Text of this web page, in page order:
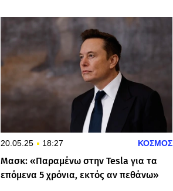
20.05.25 18:27 ΚΟΣΜΟΣ
Μασκ: «Παραμένω στην Tesla για τα
επόμενα 5 χρόνια, εκτός αν πεθάνω»